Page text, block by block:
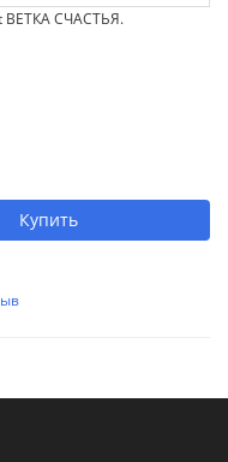
ВЕТКА СЧАСТЬЯ.
Купить